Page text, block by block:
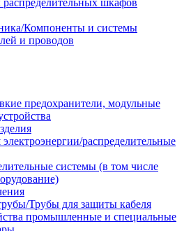
шкафов
Компоненты и системы
и проводов
предохранители, модульные
распределительные
системы (в том числе
Трубы для защиты кабеля
промышленные и специальные